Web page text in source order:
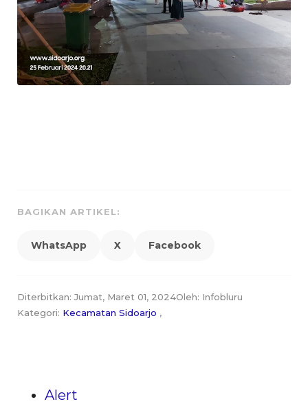
BAGIKAN ARTIKEL:
WhatsApp X Facebook
Diterbitkan: Jumat, Maret 01, 2024Oleh: Infobluru
Kategori: Kecamatan Sidoarjo ,
Alert